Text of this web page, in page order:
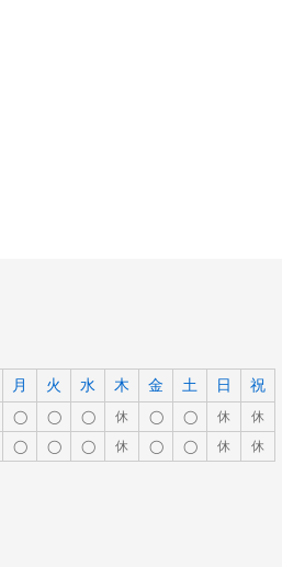
月 火 水 木 金 土 日 祝
◯ ◯ ◯ 休 ◯ ◯ 休
休
◯ ◯ ◯ 休 ◯ ◯ 休 休